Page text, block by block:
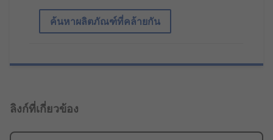
ค้นหาผลิตภัณฑ์ที่คล้ายกัน
ลิงก์ที่เกี่ยวข้อง